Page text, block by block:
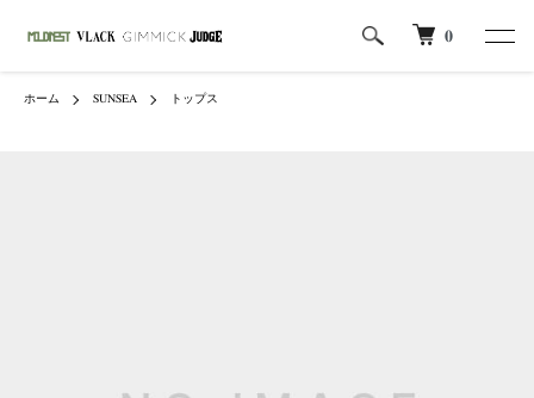
0
ホーム SUNSEA トップス